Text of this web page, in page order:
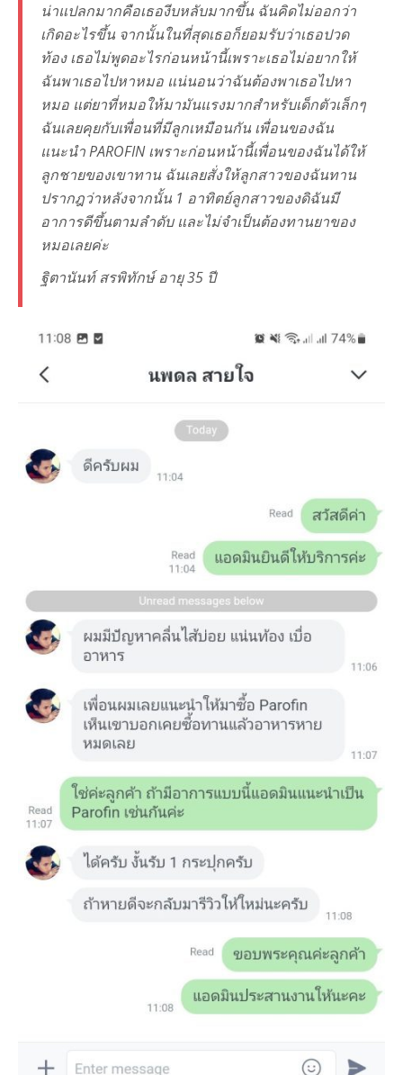
น่าแปลกมากคือเธองีบหลับมากขึ้น ฉันคิดไม่ออกว่า
เกิดอะไรขึ้น จากนั้นในที่สุดเธอก็ยอมรับว่าเธอปวด
ท้อง เธอไม่พูดอะไรก่อนหน้านี้เพราะเธอไม่อยากให้
ฉันพาเธอไปหาหมอ แน่นอนว่าฉันต้องพาเธอไปหา
หมอ แต่ยาที่หมอให้มามันแรงมากสำหรับเด็กตัวเล็กๆ
ฉันเลยคุยกับเพื่อนที่มีลูกเหมือนกัน เพื่อนของฉัน
แนะนำ PAROFIN เพราะก่อนหน้านี้เพื่อนของฉันได้ให้
ลูกชายของเขาทาน ฉันเลยสั่งให้ลูกสาวของฉันทาน
ปรากฎว่าหลังจากนั้น 1 อาทิตย์ลูกสาวของดิฉันมี
อาการดีขึ้นตามลำดับ และไม่จำเป็นต้องทานยาของ
หมอเลยค่ะ
ฐิตานันท์ สรพิทักษ์ อายุ 35 ปี